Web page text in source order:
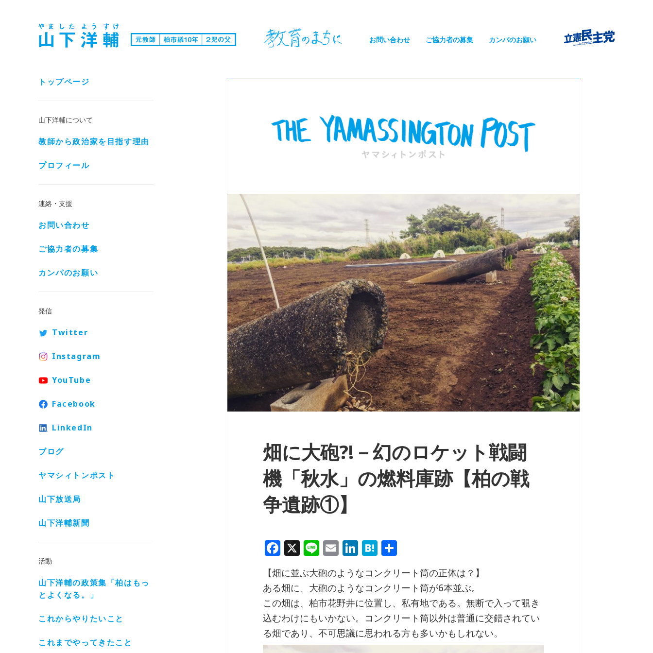
お問い合わせ ご協力者の募集 カンパのお願い
トップページ
山下洋輔について
教師から政治家を目指す理由
プロフィール
連絡・支援
お問い合わせ
ご協力者の募集
カンパのお願い
発信
Twitter
Instagram
YouTube
Facebook
LinkedIn
ブログ
ヤマシィトンポスト
山下放送局
山下洋輔新聞
活動
山下洋輔の政策集「柏はもっ
とよくなる。」
これからやりたいこと
これまでやってきたこと
畑に大砲?!－幻のロケット戦闘
機「秋水」の燃料庫跡【柏の戦
争遺跡①】
F
a
c
e
b
o
o
X Li
n
e
E
m
ai
l
Li
k
e
dI
n
H
e
n
a
共
【畑に並ぶ大砲のようなコンクリート筒の正体は？】
ある畑に、大砲のようなコンクリート筒が6本並ぶ。
この畑は、柏市花野井に位置し、私有地である。無断で入って覗き
込むわけにもいかない。コンクリート筒以外は普通に交錯されてい
る畑であり、不可思議に思われる方も多いかもしれない。